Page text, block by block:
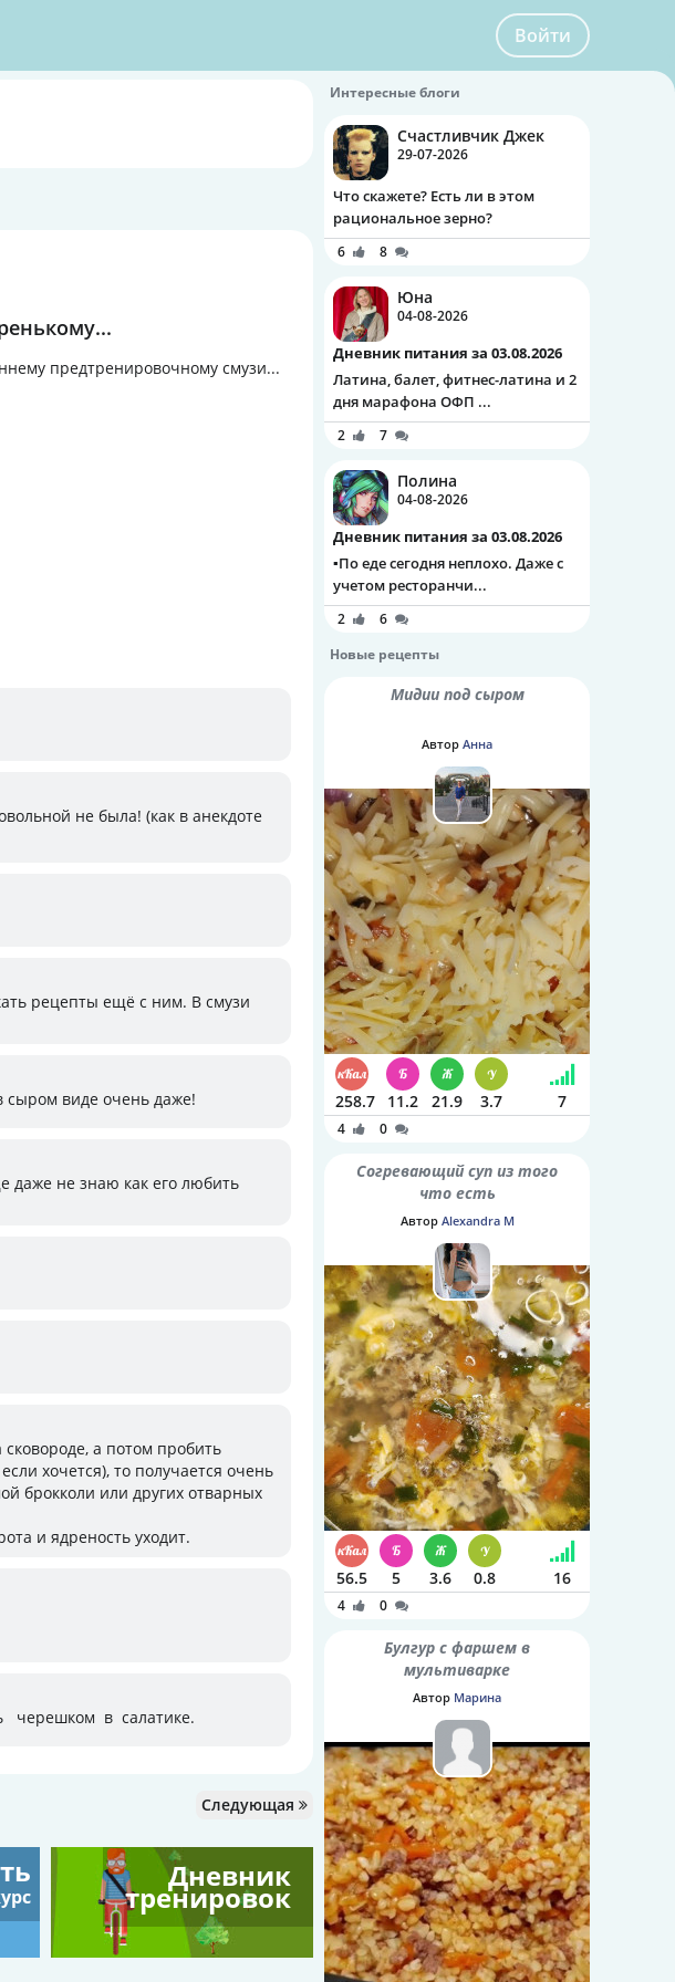
Войти
предтренировочному смузи...
не была! (как в анекдоте
рецепты ещё с ним. В смузи
сыром виде очень даже!
даже не знаю как его любить
сковороде, а потом пробить
хочется), то получается очень
брокколи или других отварных
и ядреность уходит.
черешком в салатике.
Следующая
Дневник
тренировок
Интересные блоги
Счастливчик Джек
29-07-2026
Что скажете? Есть ли в этом
рациональное зерно?
6 8
Юна
04-08-2026
Дневник питания за 03.08.2026
Латина, балет, фитнес-латина и 2
дня марафона ОФП ...
2 7
Полина
04-08-2026
Дневник питания за 03.08.2026
▪️По еде сегодня неплохо. Даже с
учетом ресторанчи...
2
6
Новые рецепты
Мидии под сыром
Автор Анна
258.7 11.2 21.9 3.7 7
4 0
Согревающий суп из того
что есть
Автор Alexandra M
56.5 5 3.6 0.8 16
4 0
Булгур с фаршем в
мультиварке
Автор Марина